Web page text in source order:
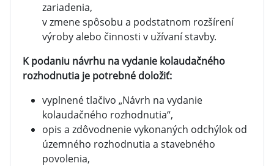
zariadenia,
v zmene spôsobu a podstatnom rozšírení
výroby alebo činnosti v užívaní stavby.
K podaniu návrhu na vydanie kolaudačného
rozhodnutia je potrebné doložiť:
vyplnené tlačivo „Návrh na vydanie
kolaudačného rozhodnutia“,
opis a zdôvodnenie vykonaných odchýlok od
územného rozhodnutia a stavebného
povolenia,